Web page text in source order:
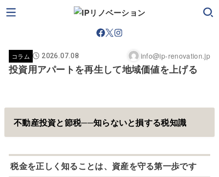
コラム 2026.07.08 info@ip-renovation.jp
投資用アパートを再生して地域価値を上げる
不動産投資と節税──知らないと損する税知識
税金を正しく知ることは、資産を守る第一歩です